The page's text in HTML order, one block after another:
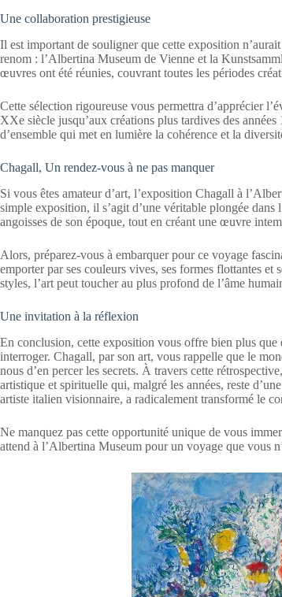
Une collaboration prestigieuse
Il est important de souligner que cette exposition
renom : l’Albertina Museum de Vienne et la
œuvres ont été réunies, couvrant toutes les périodes
Cette sélection rigoureuse vous permettra d’apprécier
XXe siècle jusqu’aux créations plus tardives des
d’ensemble qui met en lumière la cohérence et la
Chagall, Un rendez-vous à ne pas manquer
Si vous êtes amateur d’art, l’exposition Chagall à
simple exposition, il s’agit d’une véritable plongée
angoisses de son époque, tout en créant une œuvre
Alors, préparez-vous à embarquer pour ce voyage
emporter par ses couleurs vives, ses formes flottantes et
styles, l’art peut toucher au plus profond de l’âme
Une invitation à la réflexion
En conclusion, cette exposition vous offre bien plus
interroger. Chagall, par son art, vous rappelle que le
nous d’en percer les secrets. À travers cette
artistique et spirituelle qui, malgré les années, reste
artiste italien visionnaire, a radicalement transformé le
Ne manquez pas cette opportunité unique de vous
attend à l’Albertina Museum pour un voyage que vous